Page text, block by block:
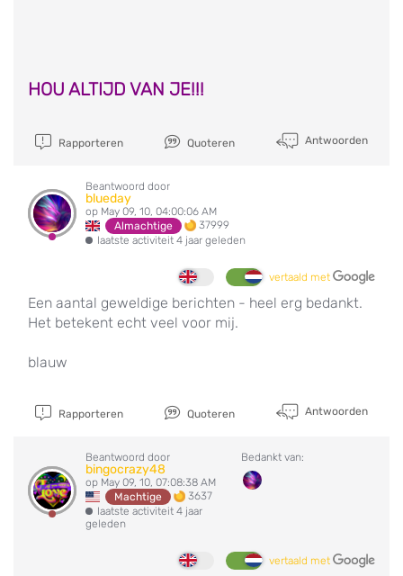
HOU ALTIJD VAN JE!!!
Rapporteren Quoteren Antwoorden
Beantwoord door
blueday
op May 09, 10, 04:00:06 AM
Almachtige
37999
laatste activiteit 4 jaar geleden
vertaald met
Een aantal geweldige berichten - heel erg bedankt.
Het betekent echt veel voor mij.
blauw
Rapporteren Quoteren Antwoorden
Beantwoord door
bingocrazy48
op May 09, 10, 07:08:38 AM
Machtige
3637
laatste activiteit 4 jaar
geleden
Bedankt van:
vertaald met